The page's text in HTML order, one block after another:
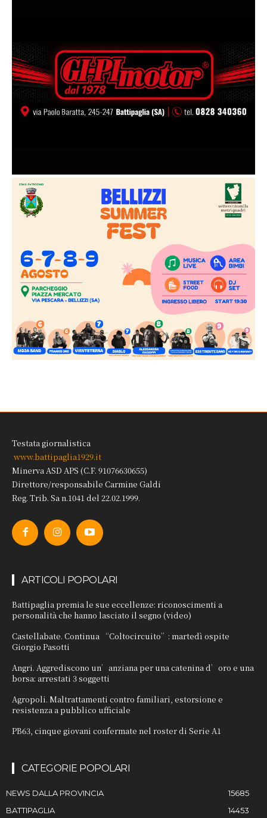
Testata giornalistica
www.battipaglia1929.it
Minerva ASD APS (C.F. 91076630655)
Direttore/responsabile Carmine Galdi
Reg. Trib. Sa n.1041 del 22.02.1999.
ARTICOLI POPOLARI
Battipaglia premia le sue eccellenze: riconoscimenti a
personalità che hanno lasciato il segno (video)
Castellabate. Continua “Coltocircuito”: martedì ospite
Giorgio Pasotti
Angri. Aggrediscono un’anziana per una catenina d’oro e una
borsa: arrestati 3 soggetti
Agropoli. Maltrattamenti contro familiari, estorsione e
resistenza a pubblico ufficiale
PB63, cinque giovani confermate nel roster di Serie A1
CATEGORIE POPOLARI
NEWS DALLA PROVINCIA
15685
BATTIPAGLIA
14453